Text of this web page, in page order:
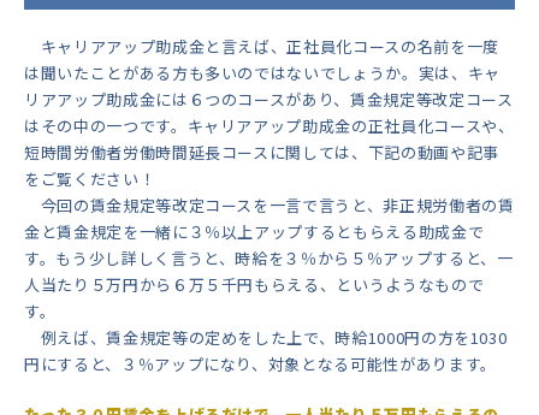
キャリアアップ助成金と言えば、正社員化コースの名前を一度
は聞いたことがある方も多いのではないでしょうか。実は、キャ
リアアップ助成金には６つのコースがあり、賃金規定等改定コース
はその中の一つです。キャリアアップ助成金の正社員化コースや、
短時間労働者労働時間延長コースに関しては、下記の動画や記事
をご覧ください！
今回の賃金規定等改定コースを一言で言うと、非正規労働者の賃
金と賃金規定を一緒に３％以上アップするともらえる助成金で
す。もう少し詳しく言うと、時給を３％から５％アップすると、一
人当たり５万円から６万５千円もらえる、というようなもので
す。
例えば、賃金規定等の定めをした上で、時給1000円の方を1030
円にすると、３％アップになり、対象となる可能性があります。